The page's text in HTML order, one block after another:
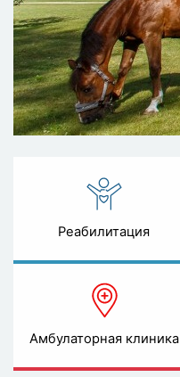
Реабилитация
Амбулаторная клиника